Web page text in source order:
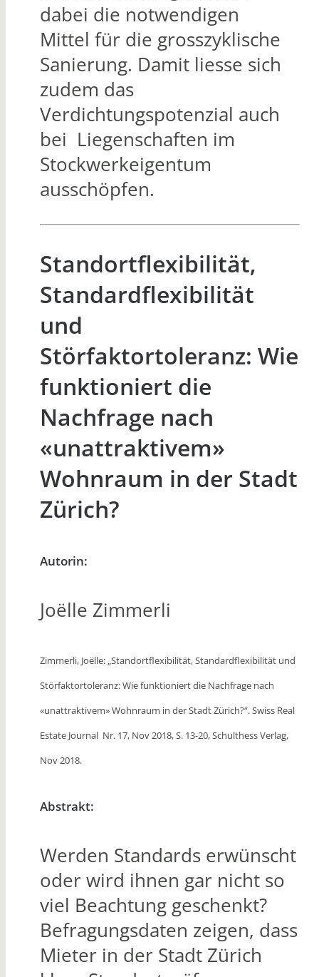
dabei die notwendigen
Mittel für die grosszyklische
Sanierung. Damit liesse sich
zudem das
Verdichtungspotenzial auch
bei Liegenschaften im
Stockwerkeigentum
ausschöpfen.
Standortflexibilität,
Standardflexibilität
und
Störfaktortoleranz: Wie
funktioniert die
Nachfrage nach
«unattraktivem»
Wohnraum in der Stadt
Zürich?
Autorin:
Joëlle Zimmerli
Zimmerli, Joëlle: „Standortflexibilität, Standardflexibilität und
Störfaktortoleranz: Wie funktioniert die Nachfrage nach
«unattraktivem» Wohnraum in der Stadt Zürich?“. Swiss Real
Estate Journal Nr. 17, Nov 2018, S. 13-20, Schulthess Verlag,
Nov 2018.
Abstrakt:
Werden Standards erwünscht
oder wird ihnen gar nicht so
viel Beachtung geschenkt?
Befragungsdaten zeigen, dass
Mieter in der Stadt Zürich